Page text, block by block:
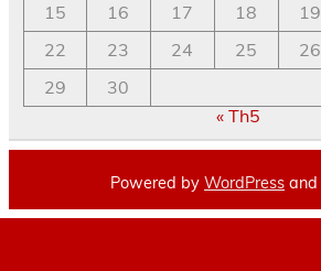
15
16 17 18 19
22
23 24 25 26
29
30
« Th5
Powered by WordPress and